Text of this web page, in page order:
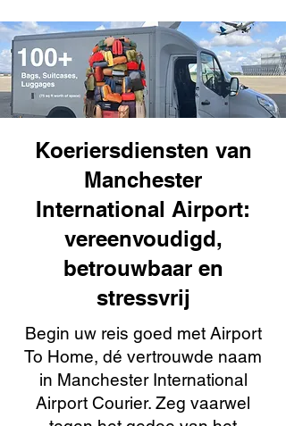
Koeriersdiensten van
Manchester
International Airport:
vereenvoudigd,
betrouwbaar en
stressvrij
Begin uw reis goed met Airport
To Home, dé vertrouwde naam
in Manchester International
Airport Courier. Zeg vaarwel